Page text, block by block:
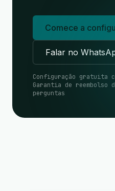
Comece a
Falar no
Configuração gratuita
Garantia de reembolso
perguntas